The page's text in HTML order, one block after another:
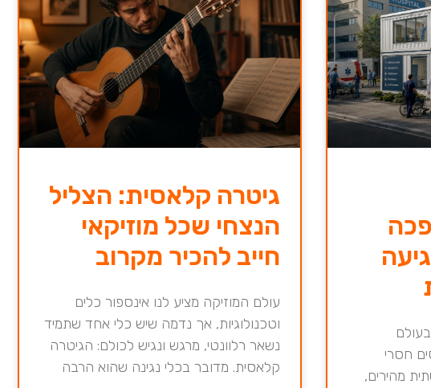
חסרי
מהירים,
גיטרה קלאסית: הצליל
הנצחי שכל מוזיקאי
חייב להכיר מקרוב
עולם המוזיקה מציע לנו אינספור כלים
וטכנולוגיות, אך נדמה שיש כלי אחד שתמיד
נשאר רלוונטי, מרגש ונגיש לכולם: הגיטרה
קלאסית. מדובר בכלי נגינה שהוא הרבה